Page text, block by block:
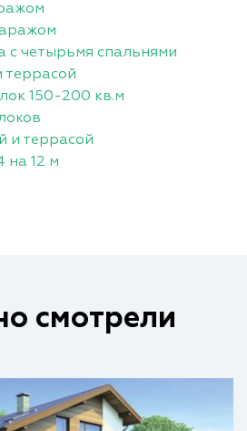
с четырьмя спальнями
террасой
150-200 кв.м
и террасой
на 12 м
смотрели